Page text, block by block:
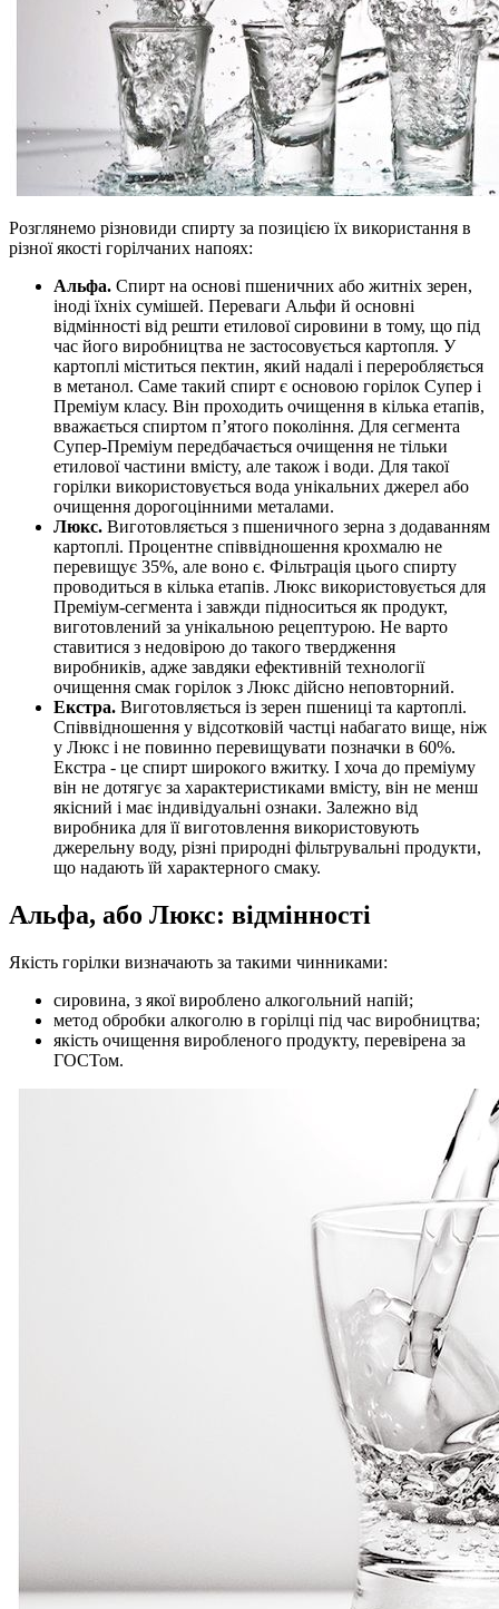
Розглянемо різновиди спирту за позицією їх використання в
різної якості горілчаних напоях:
Альфа. Спирт на основі пшеничних або житніх зерен,
іноді їхніх сумішей. Переваги Альфи й основні
відмінності від решти етилової сировини в тому, що під
час його виробництва не застосовується картопля. У
картоплі міститься пектин, який надалі і переробляється
в метанол. Саме такий спирт є основою горілок Супер і
Преміум класу. Він проходить очищення в кілька етапів,
вважається спиртом п’ятого покоління. Для сегмента
Супер-Преміум передбачається очищення не тільки
етилової частини вмісту, але також і води. Для такої
горілки використовується вода унікальних джерел або
очищення дорогоцінними металами.
Люкс. Виготовляється з пшеничного зерна з додаванням
картоплі. Процентне співвідношення крохмалю не
перевищує 35%, але воно є. Фільтрація цього спирту
проводиться в кілька етапів. Люкс використовується для
Преміум-сегмента і завжди підноситься як продукт,
виготовлений за унікальною рецептурою. Не варто
ставитися з недовірою до такого твердження
виробників, адже завдяки ефективній технології
очищення смак горілок з Люкс дійсно неповторний.
Екстра. Виготовляється із зерен пшениці та картоплі.
Співвідношення у відсотковій частці набагато вище, ніж
у Люкс і не повинно перевищувати позначки в 60%.
Екстра - це спирт широкого вжитку. І хоча до преміуму
він не дотягує за характеристиками вмісту, він не менш
якісний і має індивідуальні ознаки. Залежно від
виробника для її виготовлення використовують
джерельну воду, різні природні фільтрувальні продукти,
що надають їй характерного смаку.
Альфа, або Люкс: відмінності
Якість горілки визначають за такими чинниками:
сировина, з якої вироблено алкогольний напій;
метод обробки алкоголю в горілці під час виробництва;
якість очищення виробленого продукту, перевірена за
ГОСТом.